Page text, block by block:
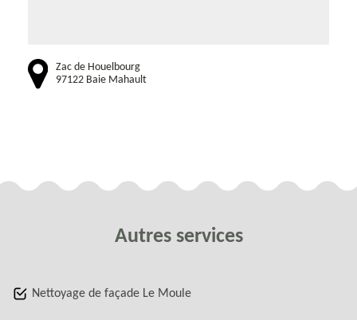
Zac de Houelbourg
97122 Baie Mahault
Autres services
Nettoyage de façade Le Moule